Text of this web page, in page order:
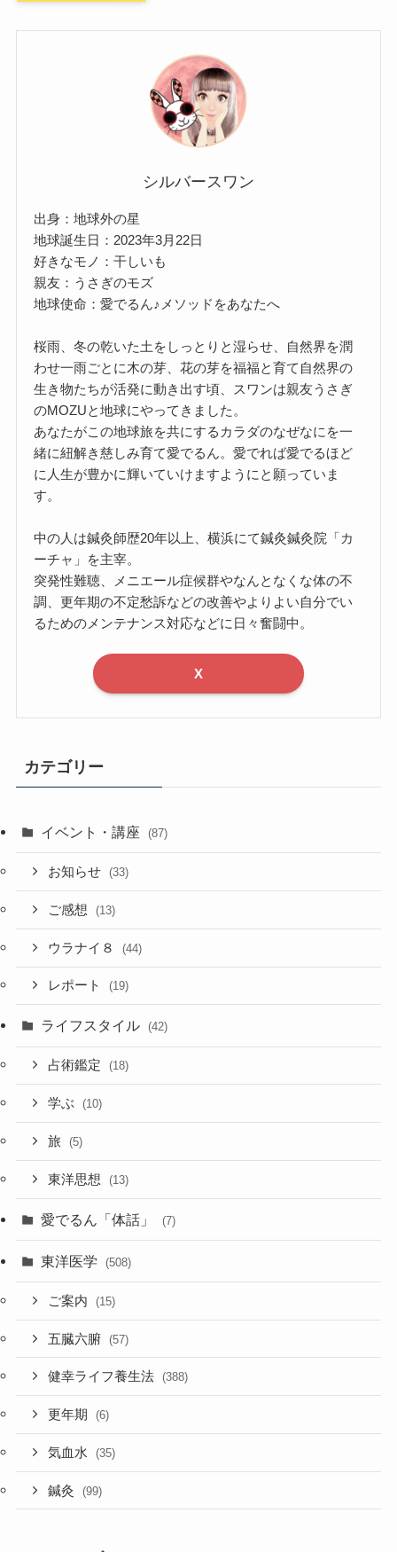
シルバースワン
出身：地球外の星
地球誕生日：2023年3月22日
好きなモノ：干しいも
親友：うさぎのモズ
地球使命：愛でるん♪メソッドをあなたへ
桜雨、冬の乾いた土をしっとりと湿らせ、自然界を潤
わせ一雨ごとに木の芽、花の芽を福福と育て自然界の
生き物たちが活発に動き出す頃、スワンは親友うさぎ
のMOZUと地球にやってきました。
あなたがこの地球旅を共にするカラダのなぜなにを一
緒に紐解き慈しみ育て愛でるん。愛でれば愛でるほど
に人生が豊かに輝いていけますようにと願っていま
す。
中の人は鍼灸師歴20年以上、横浜にて鍼灸鍼灸院「カ
ーチャ」を主宰。
突発性難聴、メニエール症候群やなんとなくな体の不
調、更年期の不定愁訴などの改善やよりよい自分でい
るためのメンテナンス対応などに日々奮闘中。
X
カテゴリー
イベント・講座 (87)
お知らせ (33)
ご感想 (13)
ウラナイ８ (44)
レポート (19)
ライフスタイル (42)
占術鑑定 (18)
学ぶ (10)
旅 (5)
東洋思想 (13)
愛でるん「体話」 (7)
東洋医学 (508)
ご案内 (15)
五臓六腑 (57)
健幸ライフ養生法 (388)
更年期 (6)
気血水 (35)
鍼灸 (99)